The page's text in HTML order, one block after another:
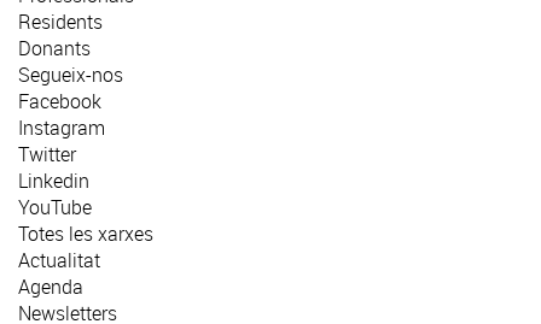
Residents
Donants
Segueix-nos
Facebook
Instagram
Twitter
Linkedin
YouTube
Totes les xarxes
Actualitat
Agenda
Newsletters